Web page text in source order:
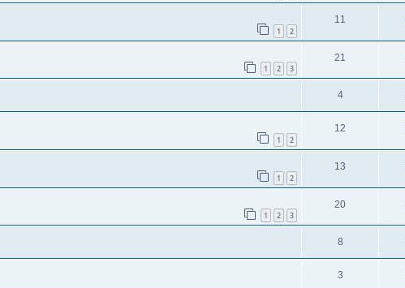
1 2
11
1 2 3
21
4
1 2
12
1 2
13
1 2 3
20
8
3